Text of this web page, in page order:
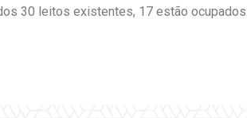
30 leitos existentes, 17 estão